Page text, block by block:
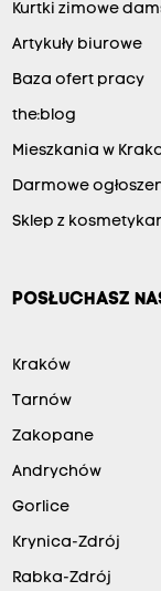
Kurtki zimowe
Artykuły biurowe
Baza ofert pracy
the:blog
Mieszkania w
Darmowe
Sklep z
POSŁUCHASZ
Kraków
Tarnów
Zakopane
Andrychów
Gorlice
Krynica-Zdrój
Rabka-Zdrój